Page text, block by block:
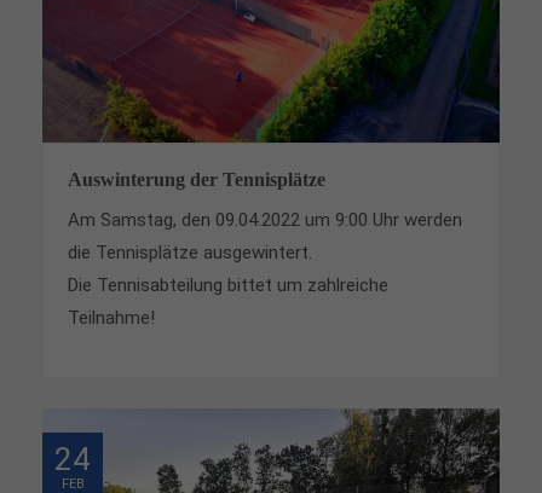
Auswinterung der Tennisplätze
Am Samstag, den 09.04.2022 um 9:00 Uhr werden
die Tennisplätze ausgewintert.
Die Tennisabteilung bittet um zahlreiche
Teilnahme!
24
FEB